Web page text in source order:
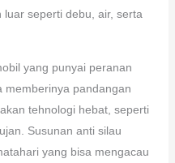
seperti debu, air, serta
yang punyai peranan
memberinya pandangan
tehnologi hebat, seperti
Susunan anti silau
yang bisa mengacau